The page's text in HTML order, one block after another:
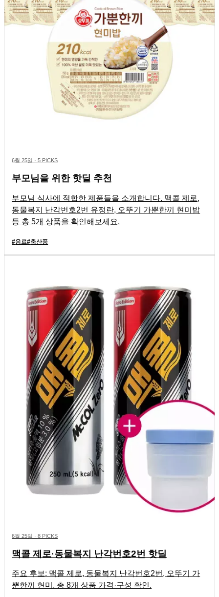
6월 25일 ·5 PICKS
부모님을 위한 핫딜 추천
부모님 식사에 적합한 제품들을 소개합니다. 맥콜 제로,
동물복지 난각번호2번 유정란, 오뚜기 가뿐한끼 현미밥
등 총 5개 상품을 확인해보세요.
#음료#축산품
6월 25일 ·8 PICKS
맥콜 제로·동물복지 난각번호2번 핫딜
주요 후보: 맥콜 제로, 동물복지 난각번호2번, 오뚜기 가
뿐한끼 현미. 총 8개 상품 가격·구성 확인.